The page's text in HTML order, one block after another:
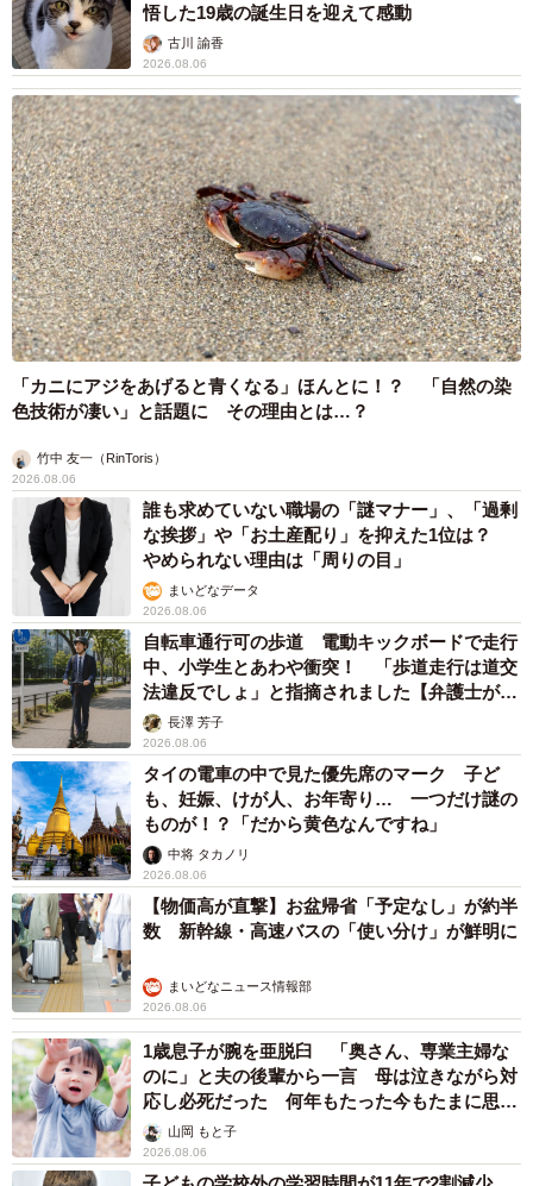
悟した19歳の誕生日を迎えて感動
古川 諭香
2026.08.06
「カニにアジをあげると青くなる」ほんとに！？ 「自然の染
色技術が凄い」と話題に その理由とは…？
竹中 友一（RinToris）
2026.08.06
誰も求めていない職場の「謎マナー」、「過剰
な挨拶」や「お土産配り」を抑えた1位は？
やめられない理由は「周りの目」
まいどなデータ
2026.08.06
自転車通行可の歩道 電動キックボードで走行
中、小学生とあわや衝突！ 「歩道走行は道交
法違反でしょ」と指摘されました【弁護士が解
説】長澤 芳子
2026.08.06
タイの電車の中で見た優先席のマーク 子ど
も、妊娠、けが人、お年寄り… 一つだけ謎の
ものが！？「だから黄色なんですね」
中将 タカノリ
2026.08.06
【物価高が直撃】お盆帰省「予定なし」が約半
数 新幹線・高速バスの「使い分け」が鮮明に
まいどなニュース情報部
2026.08.06
1歳息子が腕を亜脱臼 「奥さん、専業主婦な
のに」と夫の後輩から一言 母は泣きながら対
応し必死だった 何年もたった今もたまに思い
出し…山岡 もと子
2026.08.06